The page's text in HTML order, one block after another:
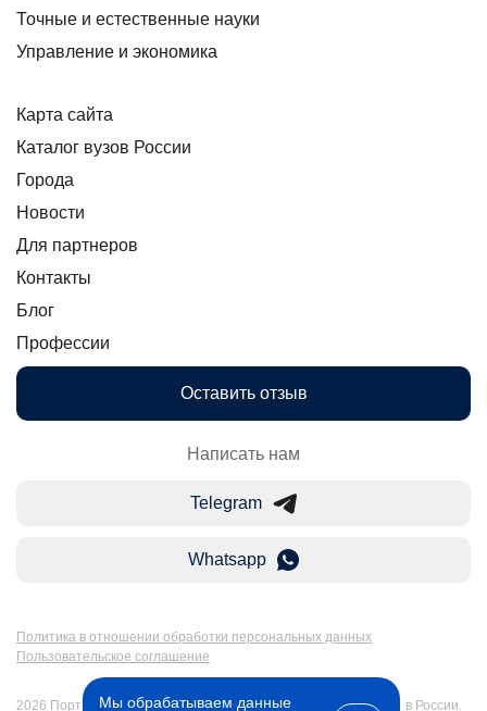
Точные и естественные науки
Управление и экономика
Карта сайта
Каталог вузов России
Города
Новости
Для партнеров
Контакты
Блог
Профессии
Оставить отзыв
Написать нам
Telegram
Whatsapp
Политика в отношении обработки персональных данных
Пользовательское соглашение
2026 Портал Бакалавр-Магистр: дистанционное образование в России.
Мы обрабатываем данные